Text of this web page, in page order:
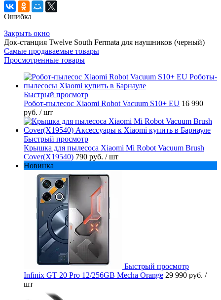
Ошибка
Закрыть окно
Док-станция Twelve South Fermata для наушников (черный)
Самые продаваемые товары
Просмотренные товары
Быстрый просмотр
Робот-пылесос Xiaomi Robot Vacuum S10+ EU 16 990
руб. / шт
Быстрый просмотр
Крышка для пылесоса Xiaomi Mi Robot Vacuum Brush
Cover(X19540) 790 руб. / шт
Новинка
Быстрый просмотр
Infinix GT 20 Pro 12/256GB Mecha Orange 29 990 руб. /
шт